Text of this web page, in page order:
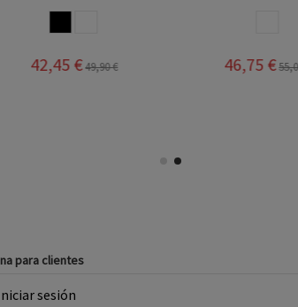
42,45 €49,90 € 46,75 €
para clientes
sesión